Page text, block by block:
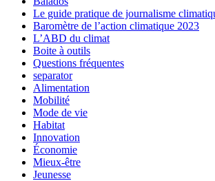
Le guide pratique de journalisme
Baromètre de l’action climatique 2023
L’ABD du climat
Boite à outils
Questions fréquentes
separator
Alimentation
Mobilité
Mode de vie
Habitat
Innovation
Économie
Mieux-être
Jeunesse